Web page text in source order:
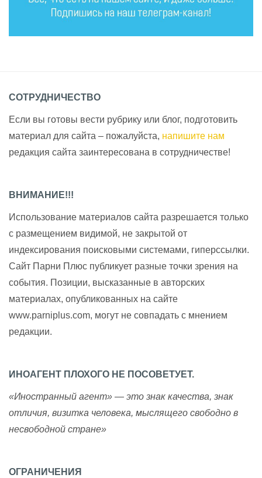
СОТРУДНИЧЕСТВО
Если вы готовы вести рубрику или блог, подготовить
материал для сайта – пожалуйста, напишите нам
редакция сайта заинтересована в сотрудничестве!
ВНИМАНИЕ!!!
Использование материалов сайта разрешается только
с размещением видимой, не закрытой от
индексирования поисковыми системами, гиперссылки.
Сайт Парни Плюс публикует разные точки зрения на
события. Позиции, высказанные в авторских
материалах, опубликованных на сайте
www.parniplus.com, могут не совпадать с мнением
редакции.
ИНОАГЕНТ ПЛОХОГО НЕ ПОСОВЕТУЕТ.
«Иностранный агент» — это знак качества, знак
отличия, визитка человека, мыслящего свободно в
несвободной стране»
ОГРАНИЧЕНИЯ